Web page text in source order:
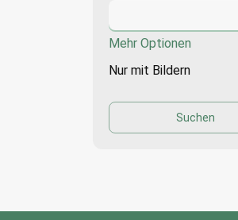
Mehr Optionen
Nur mit Bildern